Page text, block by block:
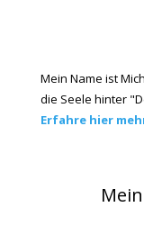
Mein Name ist
die Seele hinter
Erfahre hier